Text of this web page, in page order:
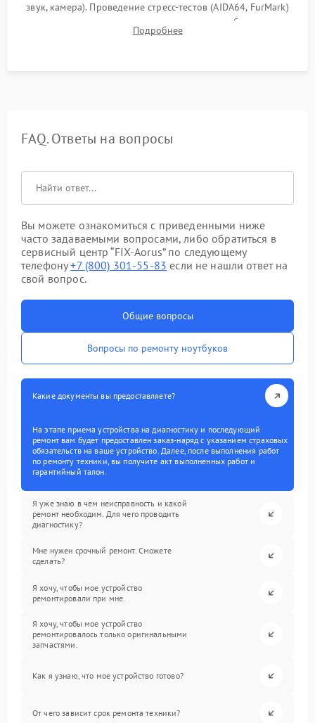
звук, камера). Проведение стресс-тестов (AIDA64, FurMark)
для контроля температурного режима и стабильности
системы под пиковой нагрузкой.
Подробнее
FAQ. Ответы на вопросы
Вы можете ознакомиться с приведенными ниже
часто задаваемыми вопросами, либо обратиться в
сервисный центр “FIX-Aorus” по следующему
телефону+7 (800) 301-55-83 если не нашли ответ на
свой вопрос.
Общие вопросы
Вопросы по ремонту ноутбуков
Какие документы вы предоставляете?
На этапе приема устройства на диагностику и последующий
ремонт вам будет предоставлен заказ-наряд с указанием страховых
обязательств на ваше устройство. Далее, после выполнения работ
по ремонту техники, вы получите акт выполненных работ и
гарантийный талон.
Я уже знаю в чем неисправность и какой
ремонт необходим. Для чего проводить
диагностику?
Мне нужен срочный ремонт. Сможете
сделать?
Я хочу, чтобы мое устройство
ремонтировали при мне.
Я хочу, чтобы мое устройство
ремонтировалось только оригинальными
запчастями.
Как я узнаю, что мое устройство готово?
От чего зависит срок ремонта техники?